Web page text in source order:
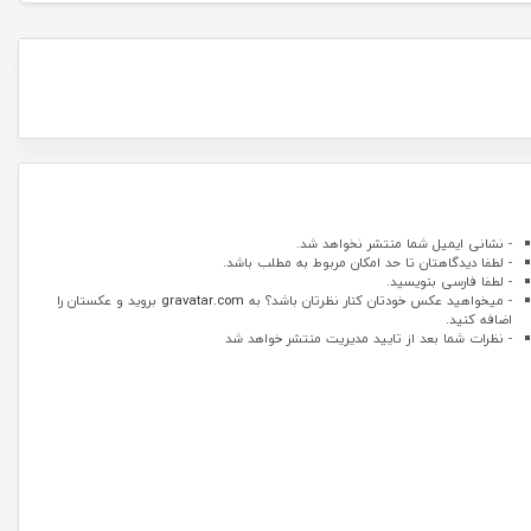
- نشانی ایمیل شما منتشر نخواهد شد.
- لطفا دیدگاهتان تا حد امکان مربوط به مطلب باشد.
- لطفا فارسی بنویسید.
- میخواهید عکس خودتان کنار نظرتان باشد؟ به gravatar.com بروید و عکستان را
اضافه کنید.
- نظرات شما بعد از تایید مدیریت منتشر خواهد شد